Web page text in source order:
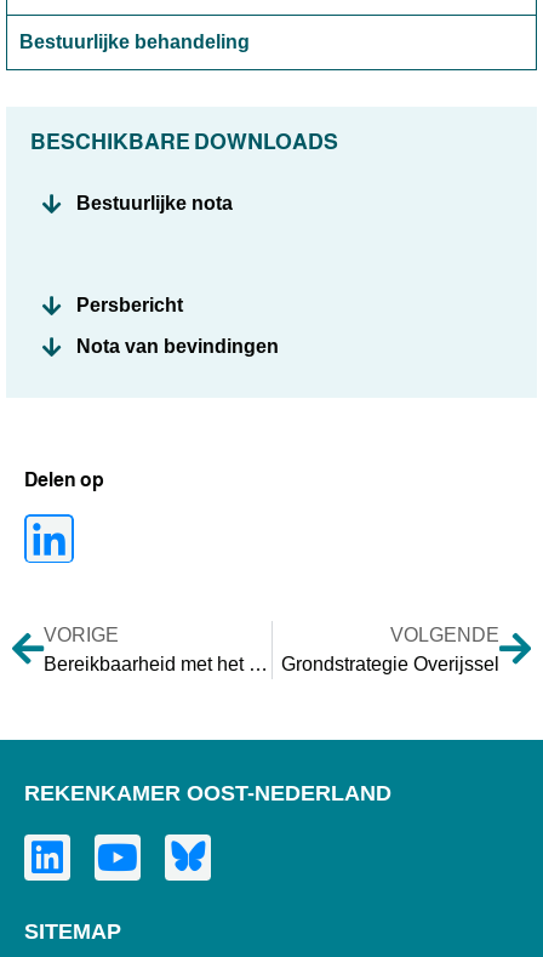
Bestuurlijke behandeling
BESCHIKBARE DOWNLOADS
Bestuurlijke nota
Persbericht
Nota van bevindingen
Delen op
VORIGE
Bereikbaarheid met het openbaar vervoer Overijssel
VOLGENDE
Grondstrategie Overijssel
REKENKAMER OOST-NEDERLAND
SITEMAP